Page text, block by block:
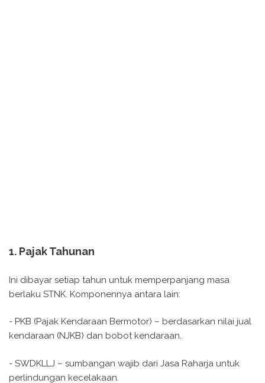
1. Pajak Tahunan
Ini dibayar setiap tahun untuk memperpanjang masa
berlaku STNK. Komponennya antara lain:
- PKB (Pajak Kendaraan Bermotor) – berdasarkan nilai jual
kendaraan (NJKB) dan bobot kendaraan.
- SWDKLLJ – sumbangan wajib dari Jasa Raharja untuk
perlindungan kecelakaan.